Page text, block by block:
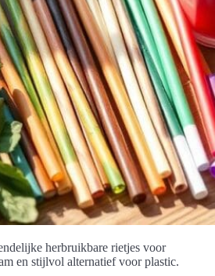
herbruikbare rietjes voor
en stijlvol alternatief voor plastic.